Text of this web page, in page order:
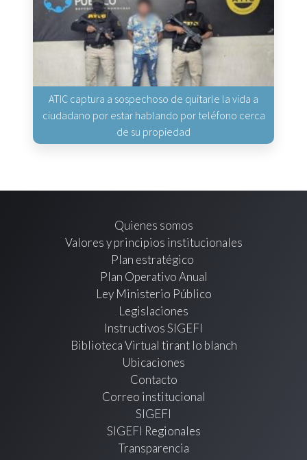
ATIC captura a sospechoso de quitarle la vida a
ciudadano por estar hablando por teléfono cerca
de su propiedad
Quienes somos
Valores y principios institucionales
Plan estratégico
Plan Operativo Anual
Ley Ministerio Público
Legislaciones
Instructivos SIGEFI
Biblioteca Virtual tirant lo blanch
Ubicaciones
Contacto
Correo institucional
SIGEFI
SIGEFI Regionales
Transparencia